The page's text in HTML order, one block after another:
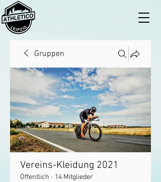
Gruppen
Vereins-Kleidung 2021
Öffentlich · 14 Mitglieder